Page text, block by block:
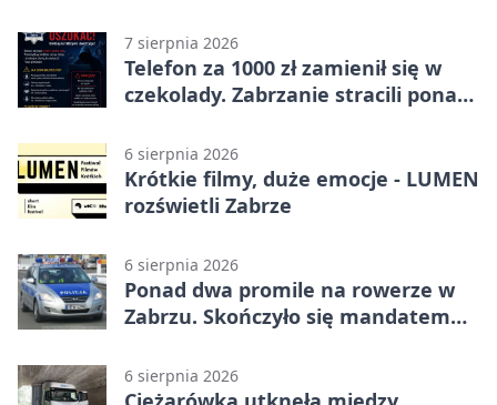
7 sierpnia 2026
Telefon za 1000 zł zamienił się w
czekolady. Zabrzanie stracili ponad
6 sierpnia 2026
Krótkie filmy, duże emocje - LUMEN
rozświetli Zabrze
6 sierpnia 2026
Ponad dwa promile na rowerze w
Zabrzu. Skończyło się mandatem
6 sierpnia 2026